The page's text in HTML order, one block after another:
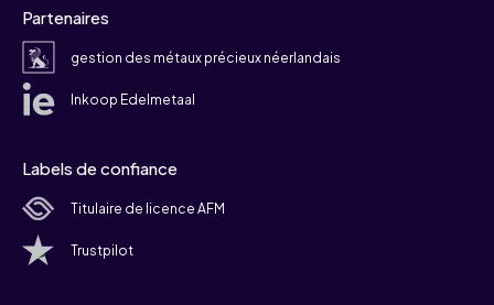
Partenaires
gestion des métaux précieux néerlandais
Inkoop Edelmetaal
Labels de confiance
Titulaire de licence AFM
Trustpilot